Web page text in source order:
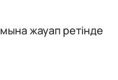
жауап ретінде